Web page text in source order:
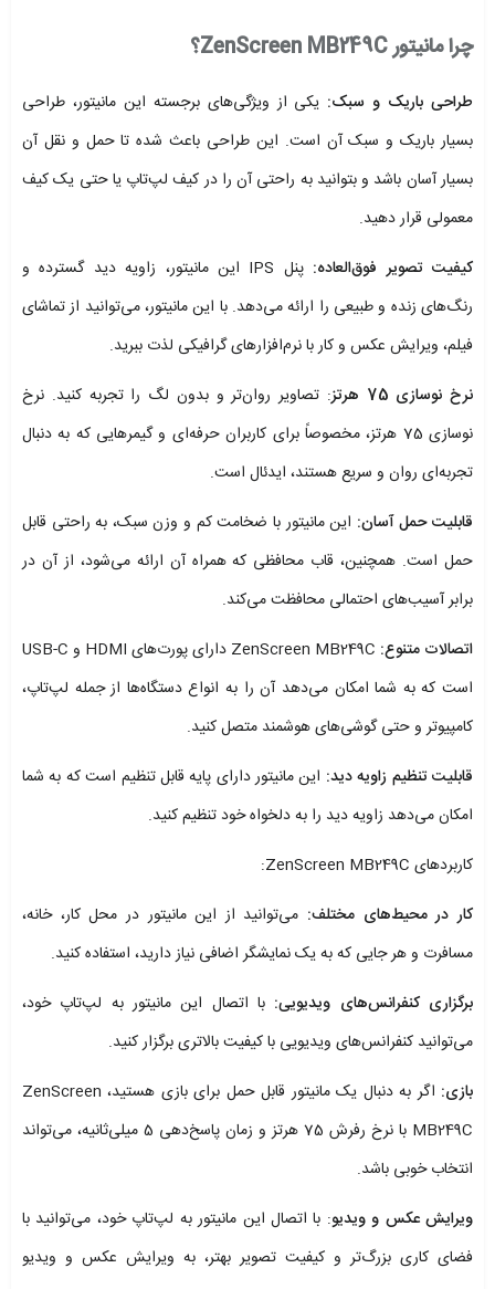
چرا مانیتور ZenScreen MB249C؟
طراحی باریک و سبک: یکی از ویژگی‌های برجسته این مانیتور، طراحی
بسیار باریک و سبک آن است. این طراحی باعث شده تا حمل و نقل آن
بسیار آسان باشد و بتوانید به راحتی آن را در کیف لپ‌تاپ یا حتی یک کیف
معمولی قرار دهید.
کیفیت تصویر فوق‌العاده:
پنل IPS این مانیتور، زاویه دید گسترده و
رنگ‌های زنده و طبیعی را ارائه می‌دهد. با این مانیتور، می‌توانید از تماشای
فیلم، ویرایش عکس و کار با نرم‌افزارهای گرافیکی لذت ببرید.
نرخ نوسازی 75 هرتز
: تصاویر روان‌تر و بدون لگ را تجربه کنید. نرخ
نوسازی 75 هرتز، مخصوصاً برای کاربران حرفه‌ای و گیمرهایی که به دنبال
تجربه‌ای روان و سریع هستند، ایدئال است.
قابلیت حمل آسان: این مانیتور با ضخامت کم و وزن سبک، به راحتی قابل
حمل است. همچنین، قاب محافظی که همراه آن ارائه می‌شود، از آن در
برابر آسیب‌های احتمالی محافظت می‌کند.
اتصالات متنوع:
ZenScreen MB249C دارای پورت‌های HDMI و USB-C
است که به شما امکان می‌دهد آن را به انواع دستگاه‌ها از جمله لپ‌تاپ،
کامپیوتر و حتی گوشی‌های هوشمند متصل کنید.
قابلیت تنظیم زاویه دید: این مانیتور دارای پایه قابل تنظیم است که به شما
امکان می‌دهد زاویه دید را به دلخواه خود تنظیم کنید.
کاربردهای ZenScreen MB249C:
کار در محیط‌های مختلف: می‌توانید از این مانیتور در محل کار، خانه،
مسافرت و هر جایی که به یک نمایشگر اضافی نیاز دارید، استفاده کنید.
برگزاری کنفرانس‌های ویدیویی: با اتصال این مانیتور به لپ‌تاپ خود،
می‌توانید کنفرانس‌های ویدیویی با کیفیت بالاتری برگزار کنید.
بازی:
اگر به دنبال یک مانیتور قابل حمل برای بازی هستید، ZenScreen
MB249C با نرخ رفرش 75 هرتز و زمان پاسخ‌دهی 5 میلی‌ثانیه، می‌تواند
انتخاب خوبی باشد.
ویرایش عکس و ویدیو: با اتصال این مانیتور به لپ‌تاپ خود، می‌توانید با
فضای کاری بزرگ‌تر و کیفیت تصویر بهتر، به ویرایش عکس و ویدیو